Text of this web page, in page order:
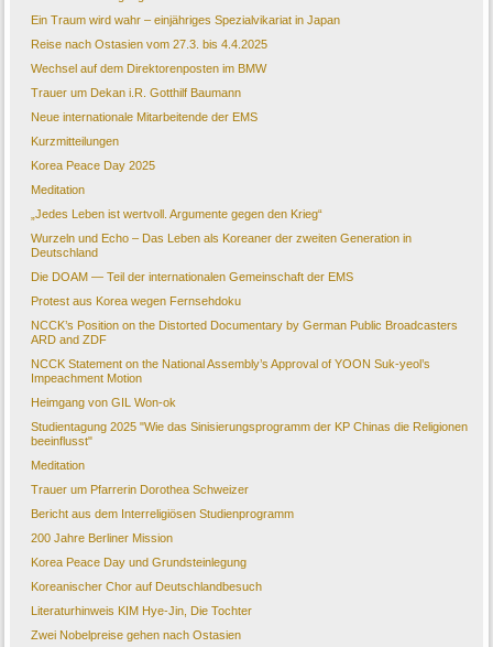
Ein Traum wird wahr – einjähriges Spezialvikariat in Japan
Reise nach Ostasien vom 27.3. bis 4.4.2025
Wechsel auf dem Direktorenposten im BMW
Trauer um Dekan i.R. Gotthilf Baumann
Neue internationale Mitarbeitende der EMS
Kurzmitteilungen
Korea Peace Day 2025
Meditation
„Jedes Leben ist wertvoll. Argumente gegen den Krieg“
Wurzeln und Echo – Das Leben als Koreaner der zweiten Generation in
Deutschland
Die DOAM — Teil der internationalen Gemeinschaft der EMS
Protest aus Korea wegen Fernsehdoku
NCCK’s Position on the Distorted Documentary by German Public Broadcasters
ARD and ZDF
NCCK Statement on the National Assembly’s Approval of YOON Suk-yeol’s
Impeachment Motion
Heimgang von GIL Won-ok
Studientagung 2025 "Wie das Sinisierungsprogramm der KP Chinas die Religionen
beeinflusst"
Meditation
Trauer um Pfarrerin Dorothea Schweizer
Bericht aus dem Interreligiösen Studienprogramm
200 Jahre Berliner Mission
Korea Peace Day und Grundsteinlegung
Koreanischer Chor auf Deutschlandbesuch
Literaturhinweis KIM Hye-Jin, Die Tochter
Zwei Nobelpreise gehen nach Ostasien